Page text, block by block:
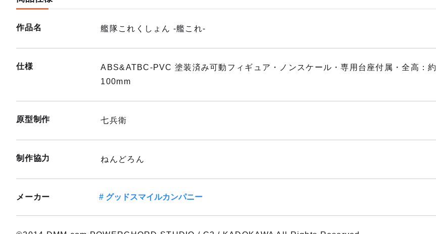
作品名 艦隊これくしょん ‐艦これ‐
仕様
ABS&ATBC-PVC 塗装済み可動フィギュア・ノンスケール・専用台座付属・全高：約
100mm
原型制作 七兵衛
制作協力 ねんどろん
メーカー グッドスマイルカンパニー